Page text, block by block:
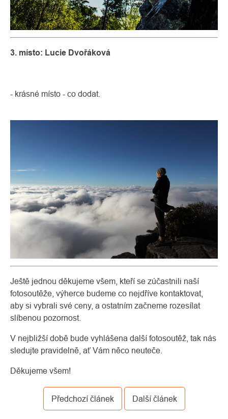
3. místo: Lucie Dvořáková
- krásné místo - co dodat.
Ještě jednou děkujeme všem, kteří se zúčastnili naší
fotosoutěže, výherce budeme co nejdříve kontaktovat,
aby si vybrali své ceny, a ostatním začneme rozesílat
slíbenou pozornost.
V nejbližší době bude vyhlášena další fotosoutěž, tak nás
sledujte pravidelně, ať Vám něco neuteče.
Děkujeme všem!
Předchozí článek Další článek